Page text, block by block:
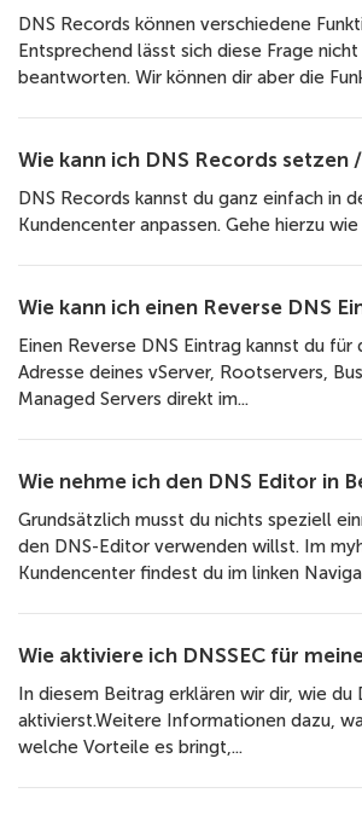
DNS Records können verschiedene
Entsprechend lässt sich diese Frage
beantworten. Wir können dir aber die
Wie kann ich DNS Records setzen
DNS Records kannst du ganz einfach in
Kundencenter anpassen. Gehe hierzu
Wie kann ich einen Reverse DNS
Einen Reverse DNS Eintrag kannst du für
Adresse deines vServer, Rootservers,
Managed Servers direkt im...
Wie nehme ich den DNS Editor in
Grundsätzlich musst du nichts speziell
den DNS-Editor verwenden willst. Im
Kundencenter findest du im linken
Wie aktiviere ich DNSSEC für
In diesem Beitrag erklären wir dir, wie du
aktivierst.Weitere Informationen dazu,
welche Vorteile es bringt,...